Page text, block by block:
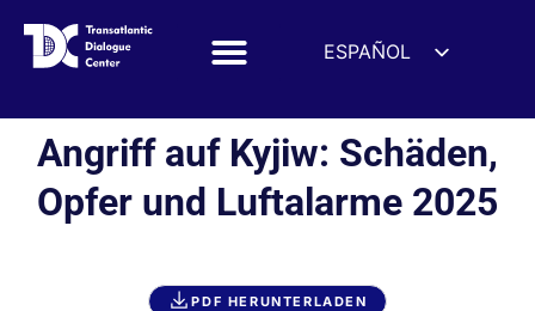
ESPAÑOL
FRANÇAIS
УКРАЇНСЬКА
हिन्दी
Angriff auf Kyjiw: Schäden,
Opfer und Luftalarme 2025
PDF HERUNTERLADEN